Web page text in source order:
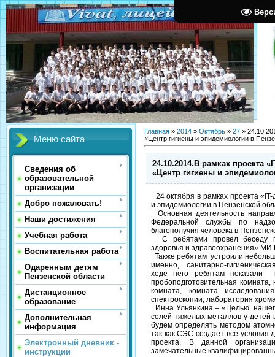
Меню сайта
Сведения об
образовательной
организации
Добро пожаловать!
Наши достижения
Учебная работа
Воспитательная работа
Одаренным детям
Пензенской области
Дистанционное
образование
Дополнительная
информация
Электронный дневник -
инструкции
Главная » 2014 » Октябрь » 27 »
«Центр гигиены и эпидемиологии в
24.10.2014.В рамках проекта
«Центр гигиены и
24 октября в рамках проекта
и эпидемиологии в Пензенской
Основная деятельность
Федеральной службы по
благополучия человека в
С ребятами провел беседу
здоровья и здравоохранения»
Также ребятам устроили
именно, санитарно-
ходе него ребятам показали
пробоподготовительная
комната, комната
спектроскопии, лаборатория
Инна Ульянкина – «Целью
солей тяжелых металлов у детей
будем определять методом
так как СЭС создает все условия
проекта. В данной
замечательные